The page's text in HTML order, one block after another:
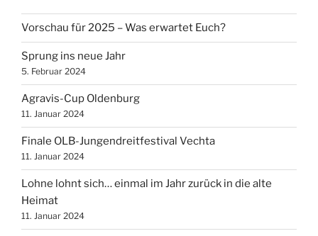
Vorschau für 2025 – Was erwartet Euch?
Sprung ins neue Jahr
5. Februar 2024
Agravis-Cup Oldenburg
11. Januar 2024
Finale OLB-Jungendreitfestival Vechta
11. Januar 2024
Lohne lohnt sich… einmal im Jahr zurück in die alte
Heimat
11. Januar 2024